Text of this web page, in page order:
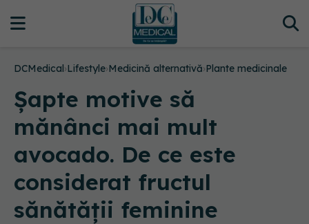
DCMedical›Lifestyle›Medicină alternativă›Plante medicinale
Șapte motive să
mănânci mai mult
avocado. De ce este
considerat fructul
sănătății feminine